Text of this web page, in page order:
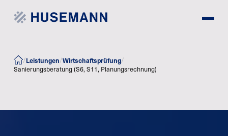
/Leistungen/Wirtschaftsprüfung/
Sanierungsberatung (S6, S11, Planungsrechnung)